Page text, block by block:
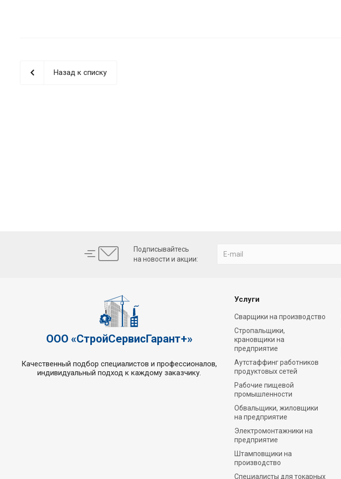
Назад к списку
Подписывайтесь
на новости и акции:
ООО «СтройСервисГарант+»
Качественный подбор специалистов и профессионалов,
индивидуальный подход к каждому заказчику.
Услуги
Cварщики на производство
Стропальщики,
крановщики на
предприятие
Аутстаффинг работников
продуктовых сетей
Рабочие пищевой
промышленности
Обвальщики, жиловщики
на предприятие
Электромонтажники на
предприятие
Штамповщики на
производство
Специалисты для токарных